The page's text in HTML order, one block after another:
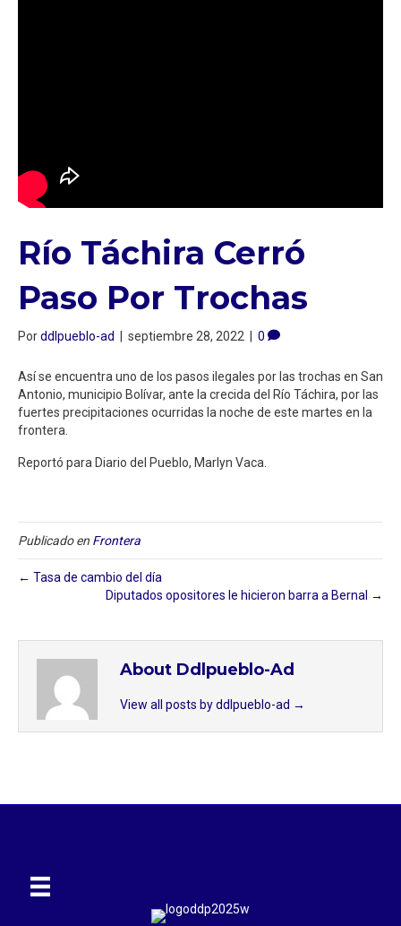
Río Táchira Cerró
Paso Por Trochas
Porddlpueblo-ad septiembre 28, 2022 0
Así se encuentra uno de los pasos ilegales por las trochas en San
Antonio, municipio Bolívar, ante la crecida del Río Táchira, por las
fuertes precipitaciones ocurridas la noche de este martes en la
frontera.
Reportó para Diario del Pueblo, Marlyn Vaca.
Publicado en Frontera
← Tasa de cambio del día
Diputados opositores le hicieron barra a Bernal →
About Ddlpueblo-Ad
View all posts by ddlpueblo-ad →